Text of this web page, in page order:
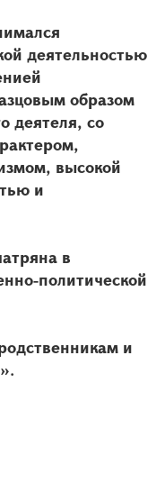
деятельностью
образом
деятеля, со
высокой
и
в
политической
и